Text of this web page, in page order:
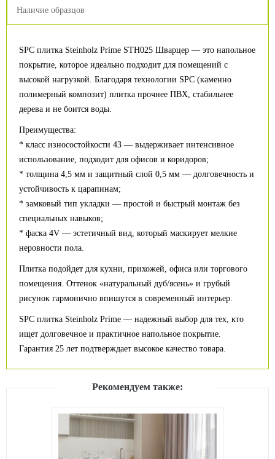
Наличие образцов
SPC плитка Steinholz Prime STH025 Шварцер — это напольное
покрытие, которое идеально подходит для помещений с
высокой нагрузкой. Благодаря технологии SPC (каменно
полимерный композит) плитка прочнее ПВХ, стабильнее
дерева и не боится воды.
Преимущества:
* класс износостойкости 43 — выдерживает интенсивное
использование, подходит для офисов и коридоров;
* толщина 4,5 мм и защитный слой 0,5 мм — долговечность и
устойчивость к царапинам;
* замковый тип укладки — простой и быстрый монтаж без
специальных навыков;
* фаска 4V — эстетичный вид, который маскирует мелкие
неровности пола.
Плитка подойдет для кухни, прихожей, офиса или торгового
помещения. Оттенок «натуральный дуб/ясень» и грубый
рисунок гармонично впишутся в современный интерьер.
SPC плитка Steinholz Prime — надежный выбор для тех, кто
ищет долговечное и практичное напольное покрытие.
Гарантия 25 лет подтверждает высокое качество товара.
Рекомендуем также: